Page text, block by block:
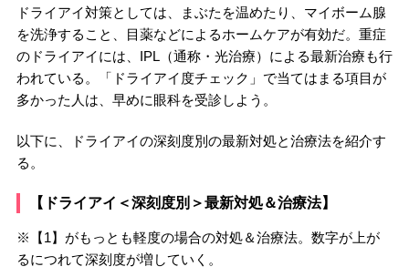
ドライアイ対策としては、まぶたを温めたり、マイボーム腺
を洗浄すること、目薬などによるホームケアが有効だ。重症
のドライアイには、IPL（通称・光治療）による最新治療も行
われている。「ドライアイ度チェック」で当てはまる項目が
多かった人は、早めに眼科を受診しよう。
以下に、ドライアイの深刻度別の最新対処と治療法を紹介す
る。
【ドライアイ＜深刻度別＞最新対処＆治療法】
※【1】がもっとも軽度の場合の対処＆治療法。数字が上が
るにつれて深刻度が増していく。